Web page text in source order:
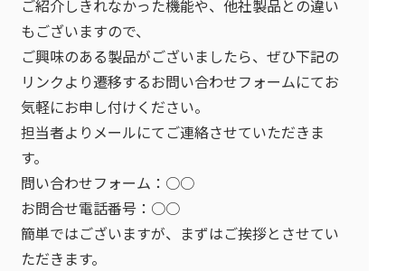
ご紹介しきれなかった機能や、他社製品との違い
もございますので、
ご興味のある製品がございましたら、ぜひ下記の
リンクより遷移するお問い合わせフォームにてお
気軽にお申し付けください。
担当者よりメールにてご連絡させていただきま
す。
問い合わせフォーム：○○
お問合せ電話番号：○○
簡単ではございますが、まずはご挨拶とさせてい
ただきます。